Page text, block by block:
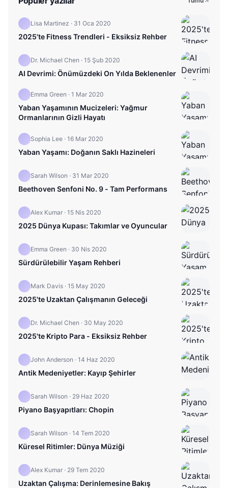
Lisa Martinez · 31 Oca 2020
2025'te Fitness Trendleri - Eksiksiz Rehber
Dr. Michael Chen · 15 Şub 2020
AI Devrimi: Önümüzdeki On Yılda Beklenenler
Emma Green · 1 Mar 2020
Yaban Yaşamının Mucizeleri: Yağmur
Ormanlarının Gizli Hayatı
Sophia Lee · 16 Mar 2020
Yaban Yaşamı: Doğanın Saklı Hazineleri
Sarah Wilson · 31 Mar 2020
Beethoven Senfoni No. 9 - Tam Performans
Alex Kumar · 15 Nis 2020
2025 Dünya Kupası: Takımlar ve Oyuncular
Emma Green · 30 Nis 2020
Sürdürülebilir Yaşam Rehberi
Mark Davis · 15 May 2020
2025'te Uzaktan Çalışmanın Geleceği
Dr. Michael Chen · 30 May 2020
2025'te Kripto Para - Eksiksiz Rehber
John Anderson · 14 Haz 2020
Antik Medeniyetler: Kayıp Şehirler
Sarah Wilson · 29 Haz 2020
Piyano Başyapıtları: Chopin
Sarah Wilson · 14 Tem 2020
Küresel Ritimler: Dünya Müziği
Alex Kumar · 29 Tem 2020
Uzaktan Çalışma: Derinlemesine Bakış